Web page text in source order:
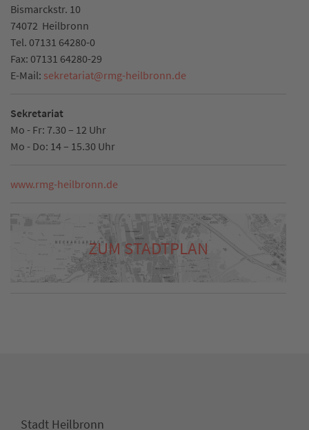
Bismarckstr. 10
74072 Heilbronn
Tel. 07131 64280-0
Fax: 07131 64280-29
E-Mail: sekretariat@rmg-heilbronn.de
Sekretariat
Mo - Fr: 7.30 – 12 Uhr
Mo - Do: 14 – 15.30 Uhr
www.rmg-heilbronn.de
ZUM STADTPLAN
Stadt Heilbronn